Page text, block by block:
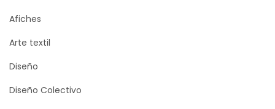
Afiches
Arte textil
Diseño
Diseño Colectivo